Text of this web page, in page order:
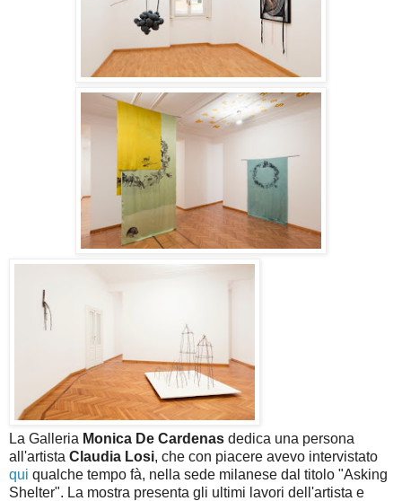
La Galleria Monica De Cardenas dedica una persona
all'artista Claudia Losi, che con piacere avevo intervistato
qui qualche tempo fà, nella sede milanese dal titolo "Asking
Shelter". La mostra presenta gli ultimi lavori dell'artista e